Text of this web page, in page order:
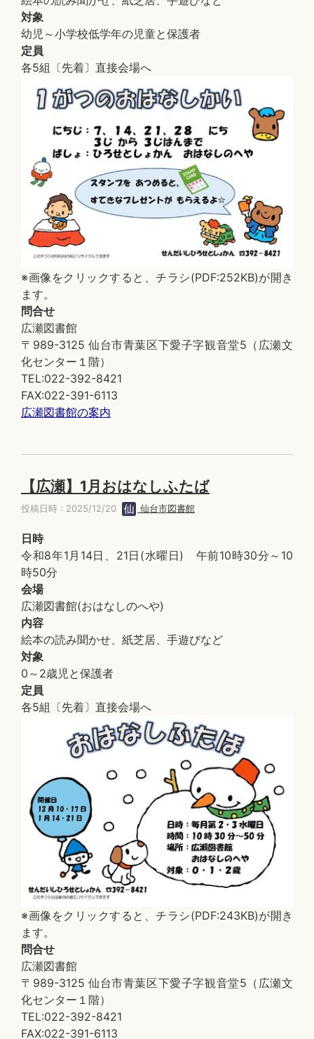
対象
幼児～小学校低学年の児童と保護者
定員
各5組〔先着〕直接会場へ
※画像をクリックすると、チラシ(PDF:252KB)が開き
ます。
問合せ
広瀬図書館
〒989-3125 仙台市青葉区下愛子字観音堂5（広瀬文
化センター１階）
TEL:022-392-8421
FAX:022-391-6113
広瀬図書館の案内
【広瀬】1月おはなしふたば
投稿日時 : 2025/12/20 仙台市図書館
日時
令和8年1月14日、21日(水曜日) 午前10時30分～10
時50分
会場
広瀬図書館(おはなしのへや)
内容
絵本の読み聞かせ、紙芝居、手遊びなど
対象
0～2歳児と保護者
定員
各5組〔先着〕直接会場へ
※画像をクリックすると、チラシ(PDF:243KB)が開き
ます。
問合せ
広瀬図書館
〒989-3125 仙台市青葉区下愛子字観音堂5（広瀬文
化センター１階）
TEL:022-392-8421
FAX:022-391-6113